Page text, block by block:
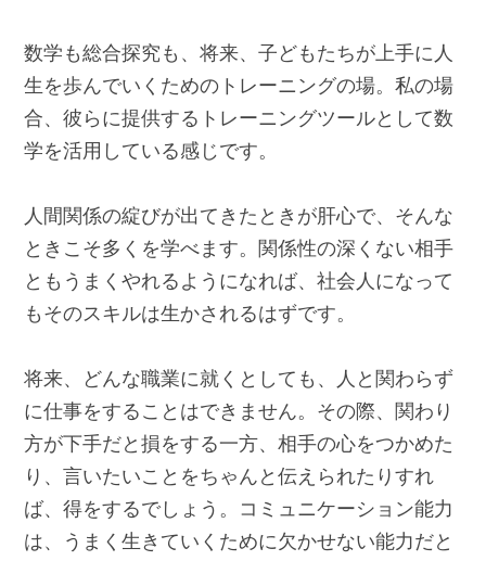
数学も総合探究も、将来、子どもたちが上手に人
生を歩んでいくためのトレーニングの場。私の場
合、彼らに提供するトレーニングツールとして数
学を活用している感じです。
人間関係の綻びが出てきたときが肝心で、そんな
ときこそ多くを学べます。関係性の深くない相手
ともうまくやれるようになれば、社会人になって
もそのスキルは生かされるはずです。
将来、どんな職業に就くとしても、人と関わらず
に仕事をすることはできません。その際、関わり
方が下手だと損をする一方、相手の心をつかめた
り、言いたいことをちゃんと伝えられたりすれ
ば、得をするでしょう。コミュニケーション能力
は、うまく生きていくために欠かせない能力だと